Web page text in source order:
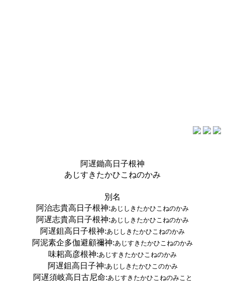
阿遅鋤高日子根神
あじすきたかひこねのかみ
別名
阿治志貴高日子根神:あじしきたかひこねのかみ
阿遅志貴高日子根神:あじしきたかひこねのかみ
阿遅鉏高日子根神:あじしきたかひこねのかみ
阿泥素企多伽避顧禰神:あじすきたかひこねのかみ
味耜高彦根神:あじすきたかひこねのかみ
阿遅鉏高日子神:あじしきたかひこのかみ
阿遅須岐高日古尼命:あじすきたかひこねのみこと